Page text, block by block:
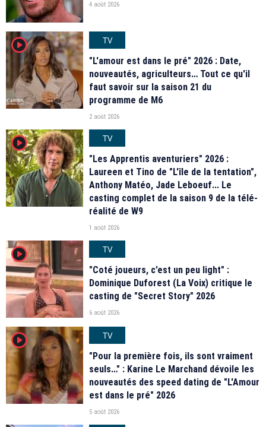
4 août 2026
player2
TV
"L'amour est dans le pré" 2026 : Date,
nouveautés, agriculteurs… Tout ce qu'il
faut savoir sur la saison 21 du
programme de M6
2 août 2026
player2
TV
"Les Apprentis aventuriers" 2026 :
Laureen et Tino de "L'île de la tentation",
Anthony Matéo, Jade Leboeuf... Le
casting complet de la saison 9 de la télé-
réalité de W9
1 août 2026
player2
TV
"Coté joueurs, c’est un peu light" :
Dominique Duforest (La Voix) critique le
casting de "Secret Story" 2026
6 août 2026
player2
TV
"Pour la première fois, ils sont vraiment
seuls…" : Karine Le Marchand dévoile les
nouveautés des speed dating de "L'Amour
est dans le pré" 2026
5 août 2026